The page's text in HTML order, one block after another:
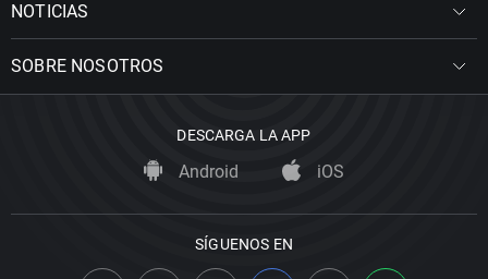
NOTICIAS
SOBRE NOSOTROS
DESCARGA LA APP
Android iOS
SÍGUENOS EN